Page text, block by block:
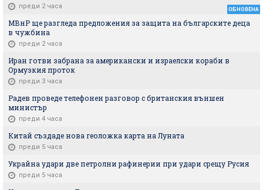
преди 2 часа ОБНОВЕНА
МВнР ще разгледа предложения за защита на българските деца
в чужбина
преди 2 часа
Иран готви забрана за американски и израелски кораби в
Ормузкия проток
преди 3 часа
Радев проведе телефонен разговор с британския външен
министър
преди 4 часа
Китай създаде нова геоложка карта на Луната
преди 5 часа
Украйна удари две петролни рафинерии при удари срещу Русия
преди 5 часа